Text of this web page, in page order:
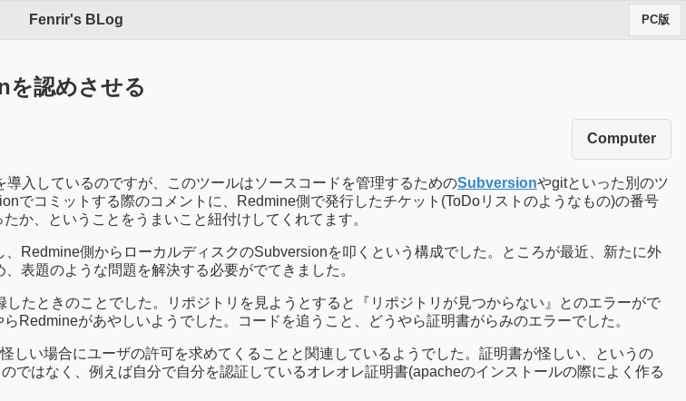
Fenrir's BLog PC版
認めさせる
Computer
導入しているのですが、このツールはソースコードを管理するためのSubversionやgitといった別のツ
でコミットする際のコメントに、Redmine側で発行したチケット(ToDoリストのようなもの)の番号
か、ということをうまいこと紐付けしてくれてます。
Redmine側からローカルディスクのSubversionを叩くという構成でした。ところが最近、新たに外
表題のような問題を解決する必要がでてきました。
たときのことでした。リポジトリを見ようとすると『リポジトリが見つからない』とのエラーがで
Redmineがあやしいようでした。コードを追うこと、どうやら証明書がらみのエラーでした。
い場合にユーザの許可を求めてくることと関連しているようでした。証明書が怪しい、というの
ではなく、例えば自分で自分を認証しているオレオレ証明書(apacheのインストールの際によく作る